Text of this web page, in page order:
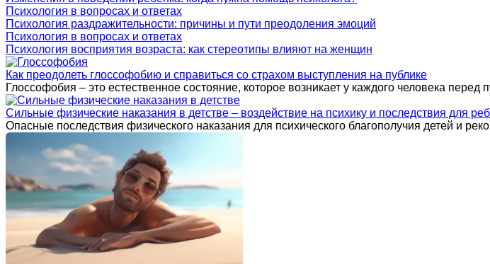
Психология в вопросах и ответах
Психология раздражительности: причины и пути преодоления эмоций
Психология в вопросах и ответах
Психология восприятия возраста: как стереотипы влияют на женщин
Как преодолеть глоссофобию и справиться со страхом выступления на публике
Глоссофобия – это естественное состояние, которое возникает у каждого человека
Сильные физические наказания в детстве – воздействие на психику и последствия для
Опасные последствия физического наказания для психического благополучия детей и